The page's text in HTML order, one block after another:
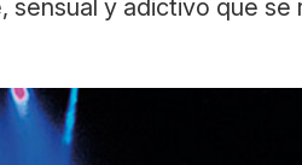
sensual y adictivo que